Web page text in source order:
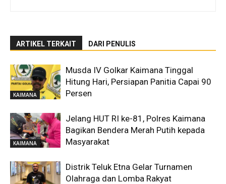
ARTIKEL TERKAIT DARI PENULIS
KAIMANA
Musda IV Golkar Kaimana Tinggal
Hitung Hari, Persiapan Panitia Capai 90
Persen
KAIMANA
Jelang HUT RI ke-81, Polres Kaimana
Bagikan Bendera Merah Putih kepada
Masyarakat
Distrik Teluk Etna Gelar Turnamen
Olahraga dan Lomba Rakyat